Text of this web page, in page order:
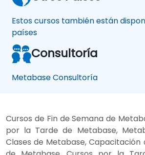
Estos cursos también están
países
Consultoría
Metabase Consultoría
Cursos de Fin de Semana de
por la Tarde de Metabase,
Clases de Metabase, Capacitación